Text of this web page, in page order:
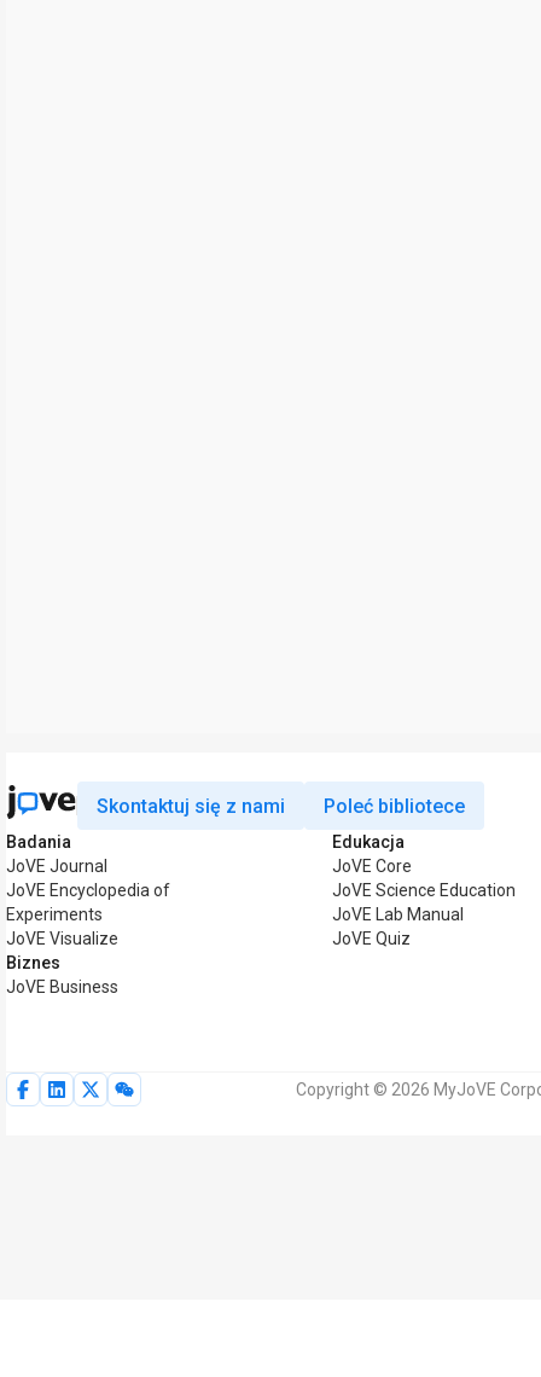
Skontaktuj się z nami Poleć bibliotece
Badania
JoVE Journal
JoVE Encyclopedia of
Experiments
JoVE Visualize
Biznes
JoVE Business
Edukacja
JoVE Core
JoVE Science Education
JoVE Lab Manual
JoVE Quiz
Copyright © 2026 MyJoVE